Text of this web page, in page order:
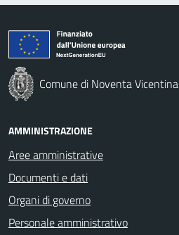
Comune di Noventa Vicentina
AMMINISTRAZIONE
Aree amministrative
Documenti e dati
Organi di governo
Personale amministrativo